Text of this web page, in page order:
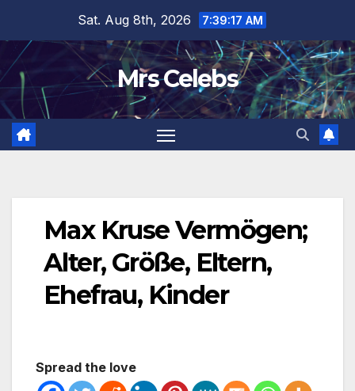
content
Sat. Aug 8th, 2026 7:39:17 AM
Mrs Celebs
Max Kruse Vermögen;
Alter, Größe, Eltern,
Ehefrau, Kinder
Spread the love